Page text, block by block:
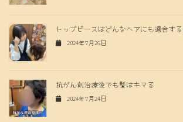
トップピースはどんなヘアにも適合す
2024年7月26日
抗がん剤治療後でも髪はキマる
2024年7月24日